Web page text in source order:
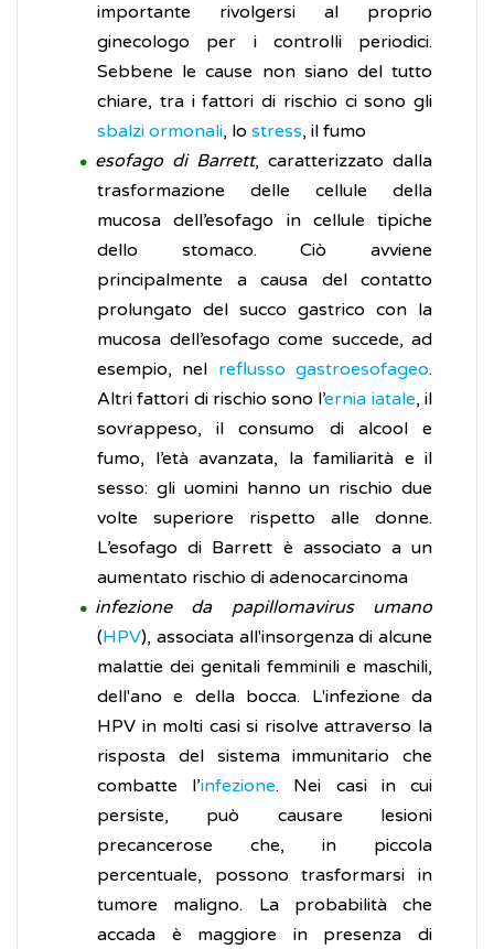
importante rivolgersi al proprio
ginecologo per i controlli periodici.
Sebbene le cause non siano del tutto
chiare, tra i fattori di rischio ci sono gli
sbalzi ormonali, lo stress, il fumo
esofago di Barrett, caratterizzato dalla
trasformazione delle cellule della
mucosa dell’esofago in cellule tipiche
dello stomaco. Ciò avviene
principalmente a causa del contatto
prolungato del succo gastrico con la
mucosa dell’esofago come succede, ad
esempio, nel reflusso gastroesofageo.
Altri fattori di rischio sono l’ernia iatale, il
sovrappeso, il consumo di alcool e
fumo, l’età avanzata, la familiarità e il
sesso: gli uomini hanno un rischio due
volte superiore rispetto alle donne.
L’esofago di Barrett è associato a un
aumentato rischio di adenocarcinoma
infezione da papillomavirus umano
(HPV), associata all'insorgenza di alcune
malattie dei genitali femminili e maschili,
dell'ano e della bocca. L'infezione da
HPV in molti casi si risolve attraverso la
risposta del sistema immunitario che
combatte l’infezione. Nei casi in cui
persiste, può causare lesioni
precancerose che, in piccola
percentuale, possono trasformarsi in
tumore maligno. La probabilità che
accada è maggiore in presenza di